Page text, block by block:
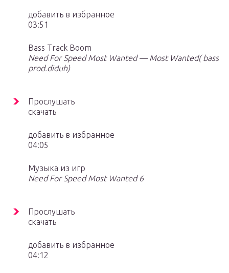
добавить в избранное
03:51
️Bass Track Boom️
Need For Speed Most Wanted — Most Wanted( bass
prod.diduh)
Прослушать
скачать
добавить в избранное
04:05
Музыка из игр
Need For Speed Most Wanted 6
Прослушать
скачать
добавить в избранное
04:12